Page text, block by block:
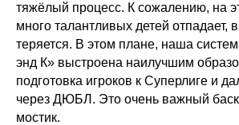
тяжёлый процесс. К сожалению, на
много талантливых детей отпадает,
теряется. В этом плане, наша
энд К» выстроена наилучшим
подготовка игроков к Суперлиге и
через ДЮБЛ. Это очень важный
мостик.